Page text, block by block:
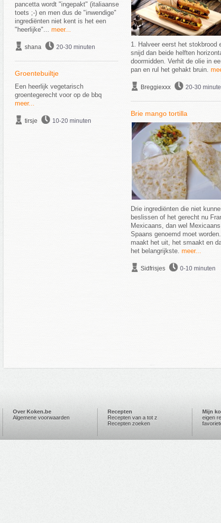
pancetta wordt "ingepakt" (italiaanse
toets ;-) en men dus de "inwendige"
ingrediënten niet kent is het een
"heerlijke"... meer...
shana 20-30 minuten
Groentebuiltje
Een heerlijk vegetarisch
groentegerecht voor op de bbq
meer...
tirsje 10-20 minuten
1. Halveer eerst het stokbrood
snijd dan beide helften
doormidden. Verhit de olie in
pan en rul het gehakt bruin.
Breggiexxx 20-30
Brie mango tortilla
Drie ingrediënten die niet
beslissen of het gerecht nu
Mexicaans, dan wel Mexicaans
Spaans genoemd moet
maakt het uit, het smaakt en
het belangrijkste. meer...
Sidfrisjes 0-10 minuten
Over Koken.be
Algemene voorwaarden
Recepten
Recepten van a tot z
Recepten zoeken
Mijn
eigen